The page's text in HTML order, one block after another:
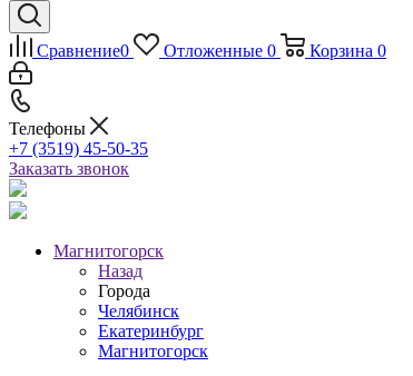
Сравнение0 Отложенные 0 Корзина 0
Телефоны
+7 (3519) 45-50-35
Заказать звонок
Магнитогорск
Назад
Города
Челябинск
Екатеринбург
Магнитогорск